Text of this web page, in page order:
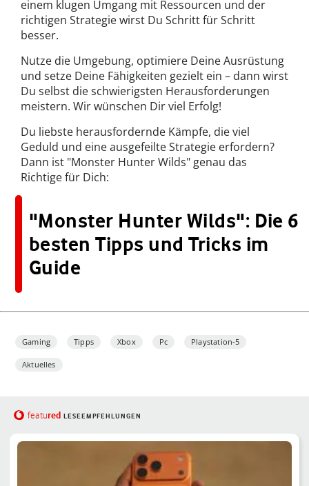
einem klugen Umgang mit Ressourcen und der
richtigen Strategie wirst Du Schritt für Schritt
besser.
Nutze die Umgebung, optimiere Deine Ausrüstung
und setze Deine Fähigkeiten gezielt ein – dann wirst
Du selbst die schwierigsten Herausforderungen
meistern. Wir wünschen Dir viel Erfolg!
Du liebste herausfordernde Kämpfe, die viel
Geduld und eine ausgefeilte Strategie erfordern?
Dann ist "Monster Hunter Wilds" genau das
Richtige für Dich:
"Monster Hunter Wilds": Die 6
besten Tipps und Tricks im
Guide
Gaming Tipps Xbox Pc Playstation-5
Aktuelles
featured LESEEMPFEHLUNGEN